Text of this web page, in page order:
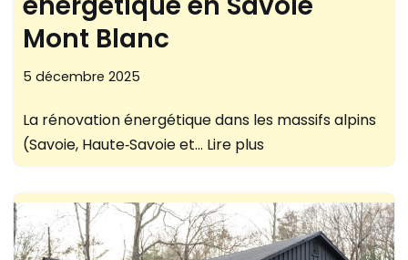
Mont Blanc
5 décembre 2025
La rénovation énergétique dans les massifs alpins
(Savoie, Haute‑Savoie et… Lire plus